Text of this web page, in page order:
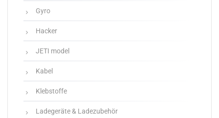
Gyro
Hacker
JETI model
Kabel
Klebstoffe
Ladegeräte & Ladezubehör